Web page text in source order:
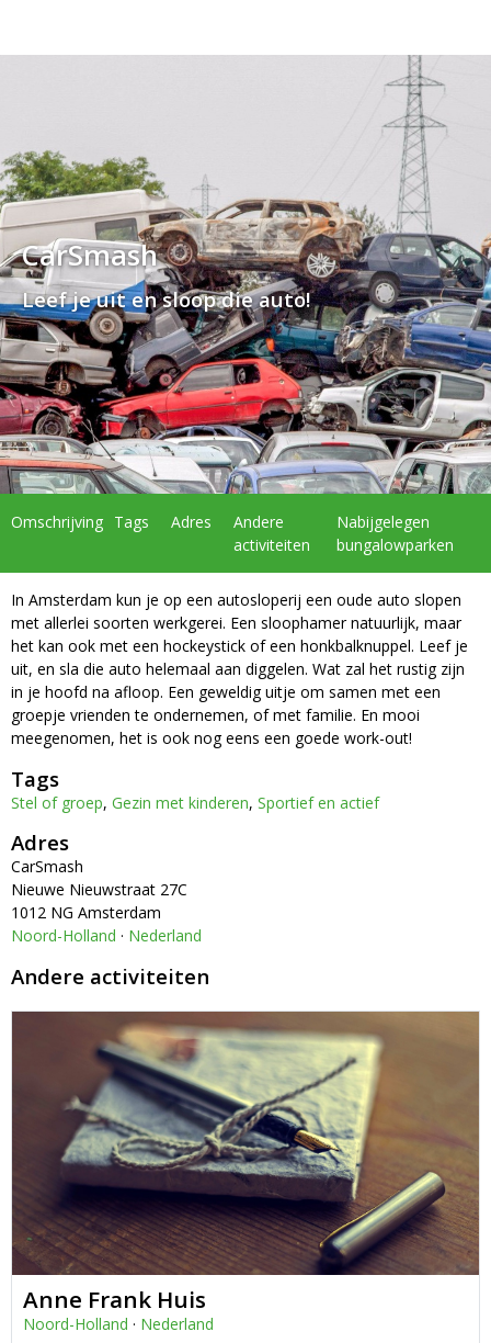
CarSmash
Leef je uit en sloop die auto!
Omschrijving Tags Adres
Andere
activiteiten
Nabijgelegen
bungalowparken
In Amsterdam kun je op een autosloperij een oude auto slopen
met allerlei soorten werkgerei. Een sloophamer natuurlijk, maar
het kan ook met een hockeystick of een honkbalknuppel. Leef je
uit, en sla die auto helemaal aan diggelen. Wat zal het rustig zijn
in je hoofd na afloop. Een geweldig uitje om samen met een
groepje vrienden te ondernemen, of met familie. En mooi
meegenomen, het is ook nog eens een goede work-out!
Tags
Stel of groep, Gezin met kinderen, Sportief en actief
Adres
CarSmash
Nieuwe Nieuwstraat 27C
1012 NG Amsterdam
Noord-Holland · Nederland
Andere activiteiten
Anne Frank Huis
Noord-Holland · Nederland